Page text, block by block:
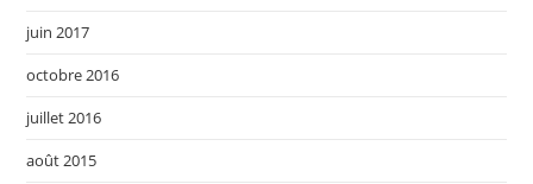
juin 2017
octobre 2016
juillet 2016
août 2015